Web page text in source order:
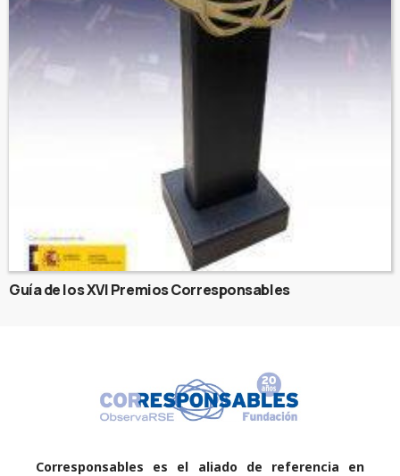
Guía de los XVI Premios Corresponsables
Corresponsables es el aliado de referencia en